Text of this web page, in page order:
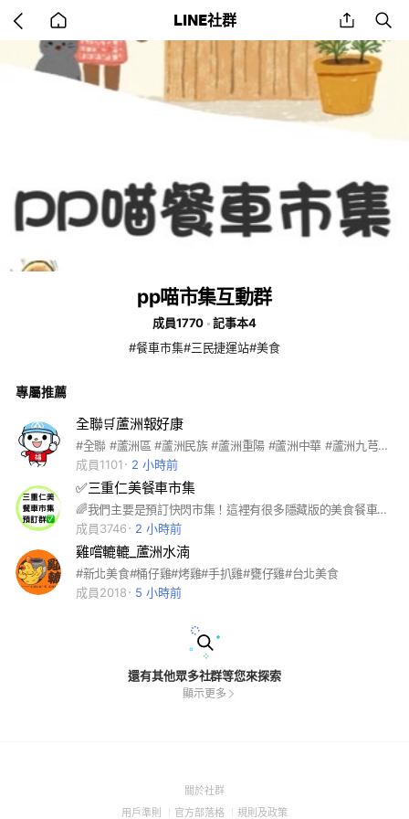
back
to
home
LINE社群 share
pp喵市集互動群
成員1770
記事本4
#餐車市集#三民捷運站#美食
專屬推薦
全聯🛒蘆洲報好康
#全聯 #蘆洲區 #蘆洲民族 #蘆洲重陽 #蘆洲中華 #蘆洲九芎 #蘆洲長安 #蘆洲忠孝 #蘆洲永樂 #蘆洲中山 #蘆洲民權 #三重永福 #三重中正#三重中正北
成員1101
2 小時前
✅三重仁美餐車市集
🌈我們主要是預訂快閃市集！這裡有很多隱藏版的美食餐車，歡迎連結🔗追蹤預訂。每週都會預告下週出席的餐車以及行程。🥰 地址：新北市三重區仁美街37號 場地可用時段06:00-晚上21:00 營業時段 ➡️早午餐06:00-14:00離場 ➡️晚 餐 15:00-21:00離場 ⚠️三重仁美餐車市集預訂社群版規⚠️ 1.開放兩天前記事本上架接受預訂。 2.嚴禁討論與三重仁美餐車無關的話題，警告三次將剔除社群。 3.營業時段盡量保持版面乾淨，尊重現場的朋友及營業中的訂餐權益。 4.嚴禁製造對立以及挑起傷害仇恨言語，違者直接剔除。 5.預訂餐點逾時未能取餐，敬請務必告知餐車延後或是取消，切勿輕易棄單！重大棄單者直接剔除。 6.真的美味好吃，敬請不吝分享與大家嘗試體驗！有缺失也請不吝指導賜教，我們才能更加改良進步。 以上 如有未說明的部分，未來將再增刪修改。
成員3746
2 小時前
雞嚐轆轆_蘆洲水湳
#新北美食#桶仔雞#烤雞#手扒雞#甕仔雞#台北美食
成員2018
5 小時前
還有其他眾多社群等您來探索
顯示更多
關於社群(Open
用戶準則 (Open
官方部落格 (Open
規則及政策(Open